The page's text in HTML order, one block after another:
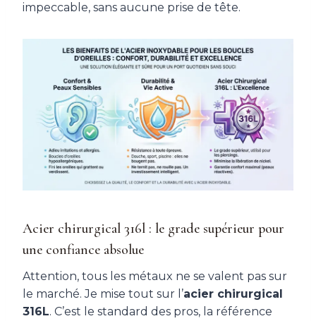
impeccable, sans aucune prise de tête.
Acier chirurgical 316l : le grade supérieur pour
une confiance absolue
Attention, tous les métaux ne se valent pas sur
le marché. Je mise tout sur l’acier chirurgical
316L. C’est le standard des pros, la référence